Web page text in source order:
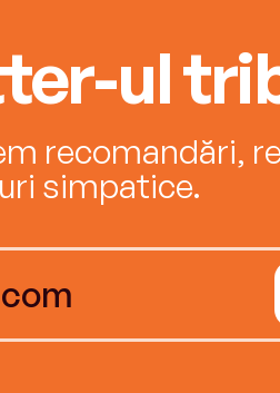
ul
recomandări,
simpatice.